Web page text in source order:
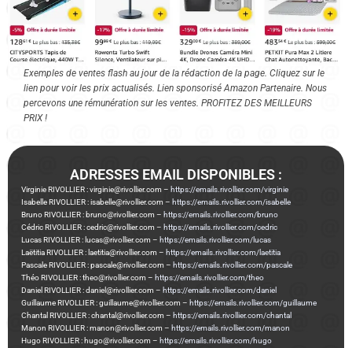
Exemples de ventes flash au jour de la rédaction de la page. Cliquez sur le
lien pour voir les prix actualisés. Lien sponsorisé Amazon Partenaire. Nous
percevons une rémunération sur les ventes. PROFITEZ DES MEILLEURS
PRIX !
ADRESSES EMAIL DISPONIBLES :
Virginie RIVOLLIER : virginie@rivollier.com – https://emails.rivollier.com/virginie
Isabelle RIVOLLIER : isabelle@rivollier.com – https://emails.rivollier.com/isabelle
Bruno RIVOLLIER : bruno@rivollier.com – https://emails.rivollier.com/bruno
Cédric RIVOLLIER : cedric@rivollier.com – https://emails.rivollier.com/cedric
Lucas RIVOLLIER : lucas@rivollier.com – https://emails.rivollier.com/lucas
Laëtitia RIVOLLIER : laetitia@rivollier.com – https://emails.rivollier.com/laetitia
Pascale RIVOLLIER : pascale@rivollier.com – https://emails.rivollier.com/pascale
Théo RIVOLLIER : theo@rivollier.com – https://emails.rivollier.com/theo
Daniel RIVOLLIER : daniel@rivollier.com – https://emails.rivollier.com/daniel
Guillaume RIVOLLIER : guillaume@rivollier.com – https://emails.rivollier.com/guillaume
Chantal RIVOLLIER : chantal@rivollier.com – https://emails.rivollier.com/chantal
Manon RIVOLLIER : manon@rivollier.com – https://emails.rivollier.com/manon
Hugo RIVOLLIER : hugo@rivollier.com – https://emails.rivollier.com/hugo